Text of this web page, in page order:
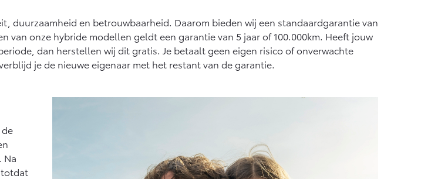
Vanaf € 37.500,- Vanaf € 55.950,-
duurzaamheid en betrouwbaarheid. Daarom bieden wij een standaardgarantie van
van onze hybride modellen geldt een garantie van 5 jaar of 100.000km. Heeft jouw
dan herstellen wij dit gratis. Je betaalt geen eigen risico of onverwachte
je de nieuwe eigenaar met het restant van de garantie.
Na
totdat